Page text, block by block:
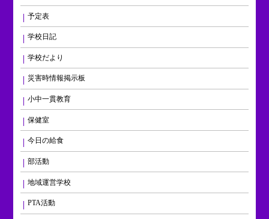
予定表
学校日記
学校だより
災害時情報掲示板
小中一貫教育
保健室
今日の給食
部活動
地域運営学校
PTA活動